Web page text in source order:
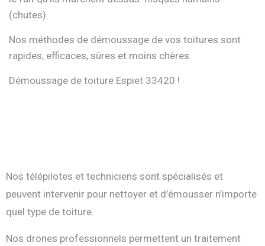
(chutes).
Nos méthodes de démoussage de vos toitures sont
rapides, efficaces, sûres et moins chères.
Démoussage de toiture Espiet 33420 !
Nos télépilotes et techniciens sont spécialisés et
peuvent intervenir pour nettoyer et d’émousser n’importe
quel type de toiture.
Nos drones professionnels permettent un traitement